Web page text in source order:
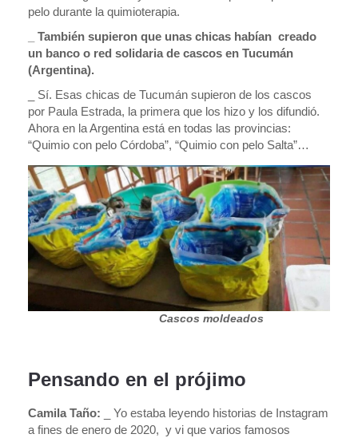
pelo durante la quimioterapia.
_ También supieron que unas chicas habían creado
un banco o red solidaria de cascos en Tucumán
(Argentina).
_ Sí. Esas chicas de Tucumán supieron de los cascos
por Paula Estrada, la primera que los hizo y los difundió.
Ahora en la Argentina está en todas las provincias:
“Quimio con pelo Córdoba”, “Quimio con pelo Salta”…
Cascos moldeados
Pensando en el prójimo
Camila Taño:
_ Yo estaba leyendo historias de Instagram
a fines de enero de 2020, y vi que varios famosos